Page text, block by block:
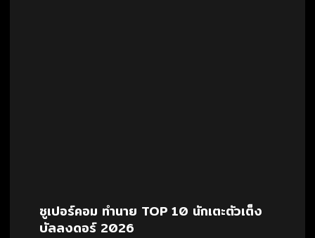
ซูเปอร์คอม ทำนาย TOP 10 นักเตะตัวเต็ง
บัลลงดอร์ 2026